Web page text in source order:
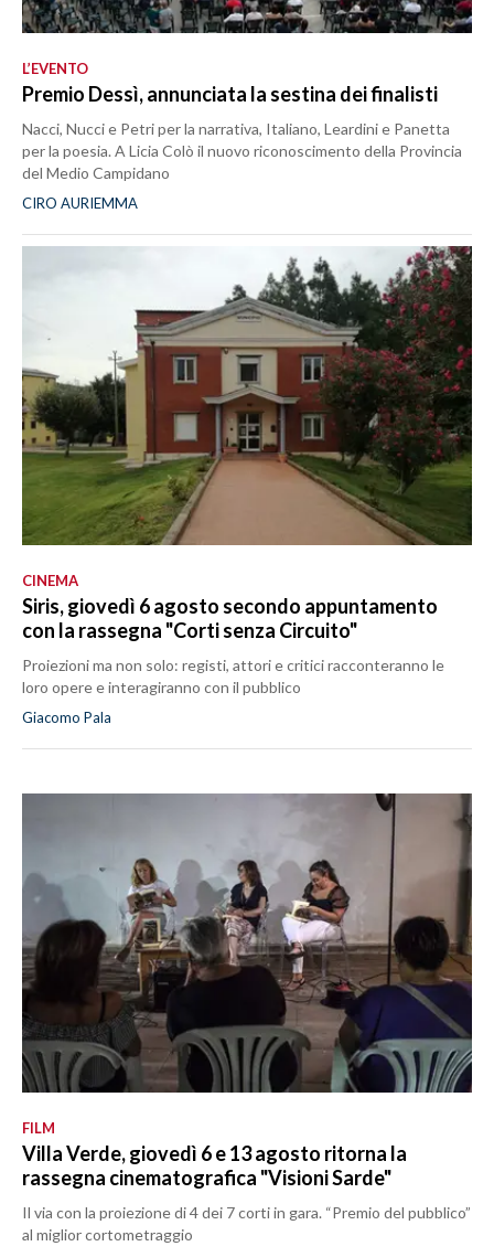
L’EVENTO
Premio Dessì, annunciata la sestina dei finalisti
Nacci, Nucci e Petri per la narrativa, Italiano, Leardini e Panetta
per la poesia. A Licia Colò il nuovo riconoscimento della Provincia
del Medio Campidano
CIRO AURIEMMA
CINEMA
Siris, giovedì 6 agosto secondo appuntamento
con la rassegna "Corti senza Circuito"
Proiezioni ma non solo: registi, attori e critici racconteranno le
loro opere e interagiranno con il pubblico
Giacomo Pala
FILM
Villa Verde, giovedì 6 e 13 agosto ritorna la
rassegna cinematografica "Visioni Sarde"
Il via con la proiezione di 4 dei 7 corti in gara. “Premio del pubblico”
al miglior cortometraggio